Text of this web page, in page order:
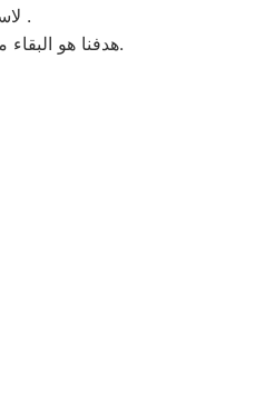
، لاستقبال بلاغات الأعطال بيكو والشكاوى في المنوفية . من الساعة السابعة صباحاً حتى العاشرة مساءً بتوقيت المنوفية في منطقة المنوفية .
هدفنا هو البقاء متاحين دائمًا لخدمة سيادتكم عند الاتصال برقم خدمة بيكو الموحَّد، وهو 01154008110. نحن نؤدي صيانة لأي جهاز من جهزة بيكو في المنوفية بحضرتكم.